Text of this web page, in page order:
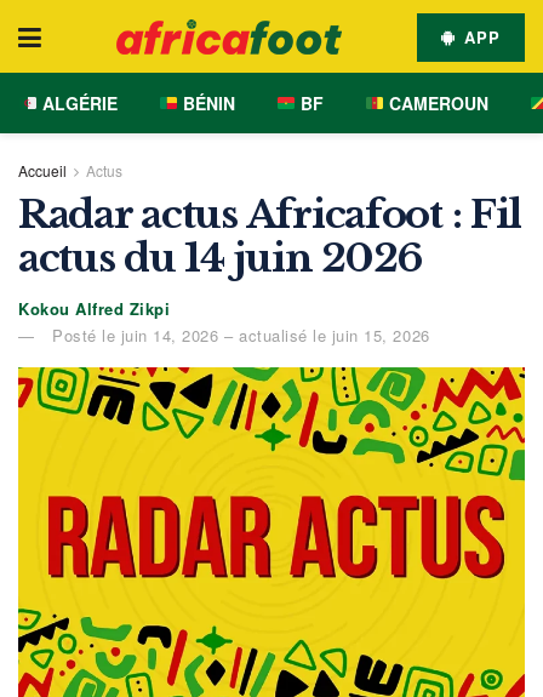
APP
ALGÉRIE BÉNIN BF CAMEROUN
Accueil Actus
Radar actus Africafoot : Fil
actus du 14 juin 2026
Kokou Alfred Zikpi
Posté le juin 14, 2026 – actualisé le juin 15, 2026